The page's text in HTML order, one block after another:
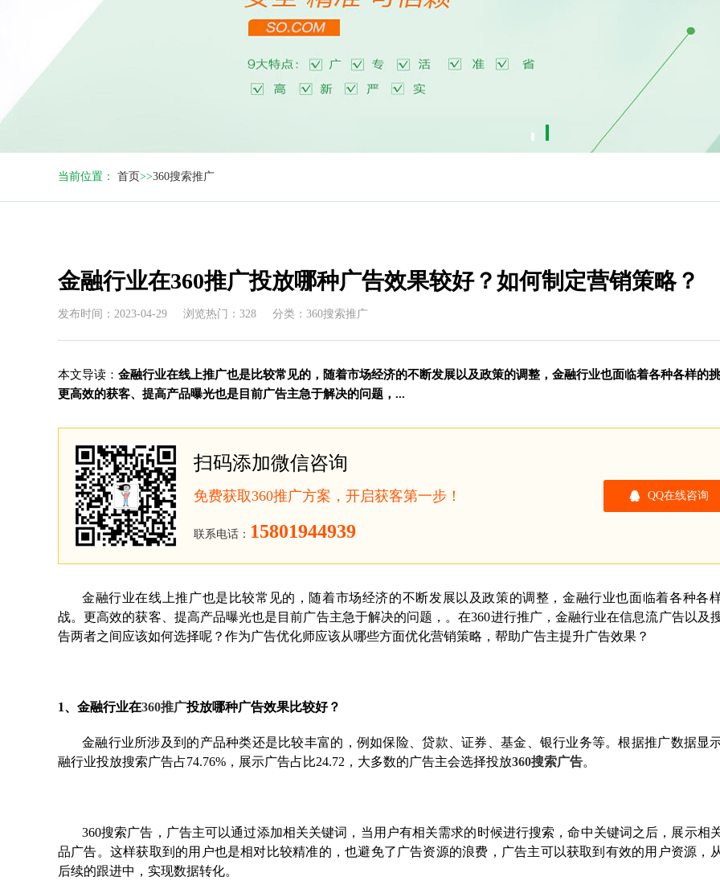
当前位置： 首页>>360搜索推广
金融行业在360推广投放哪种广告效果较好？如何制定营销策略？
发布时间：2023-04-29 浏览热门：328 分类：360搜索推广
本文导读： 金融行业在线上推广也是比较常见的，随着市场经济的不断发展以及政策的调整，金融行业也面临着各种各样的挑
更高效的获客、提高产品曝光也是目前广告主急于解决的问题，...
扫码添加微信咨询
免费获取360推广方案，开启获客第一步！
联系电话： 15801944939
QQ在线咨询
金融行业在线上推广也是比较常见的，随着市场经济的不断发展以及政策的调整，金融行业也面临着各种各
战。更高效的获客、提高产品曝光也是目前广告主急于解决的问题，。在360进行推广，金融行业在信息流广告以及
告两者之间应该如何选择呢？作为广告优化师应该从哪些方面优化营销策略，帮助广告主提升广告效果？
1、金融行业在360推广投放哪种广告效果比较好？
金融行业所涉及到的产品种类还是比较丰富的，例如保险、贷款、证券、基金、银行业务等。根据推广数据显
融行业投放搜索广告占74.76%，展示广告占比24.72，大多数的广告主会选择投放360搜索广告。
360搜索广告，广告主可以通过添加相关关键词，当用户有相关需求的时候进行搜索，命中关键词之后，展示相
品广告。这样获取到的用户也是相对比较精准的，也避免了广告资源的浪费，广告主可以获取到有效的用户资源，
后续的跟进中，实现数据转化。